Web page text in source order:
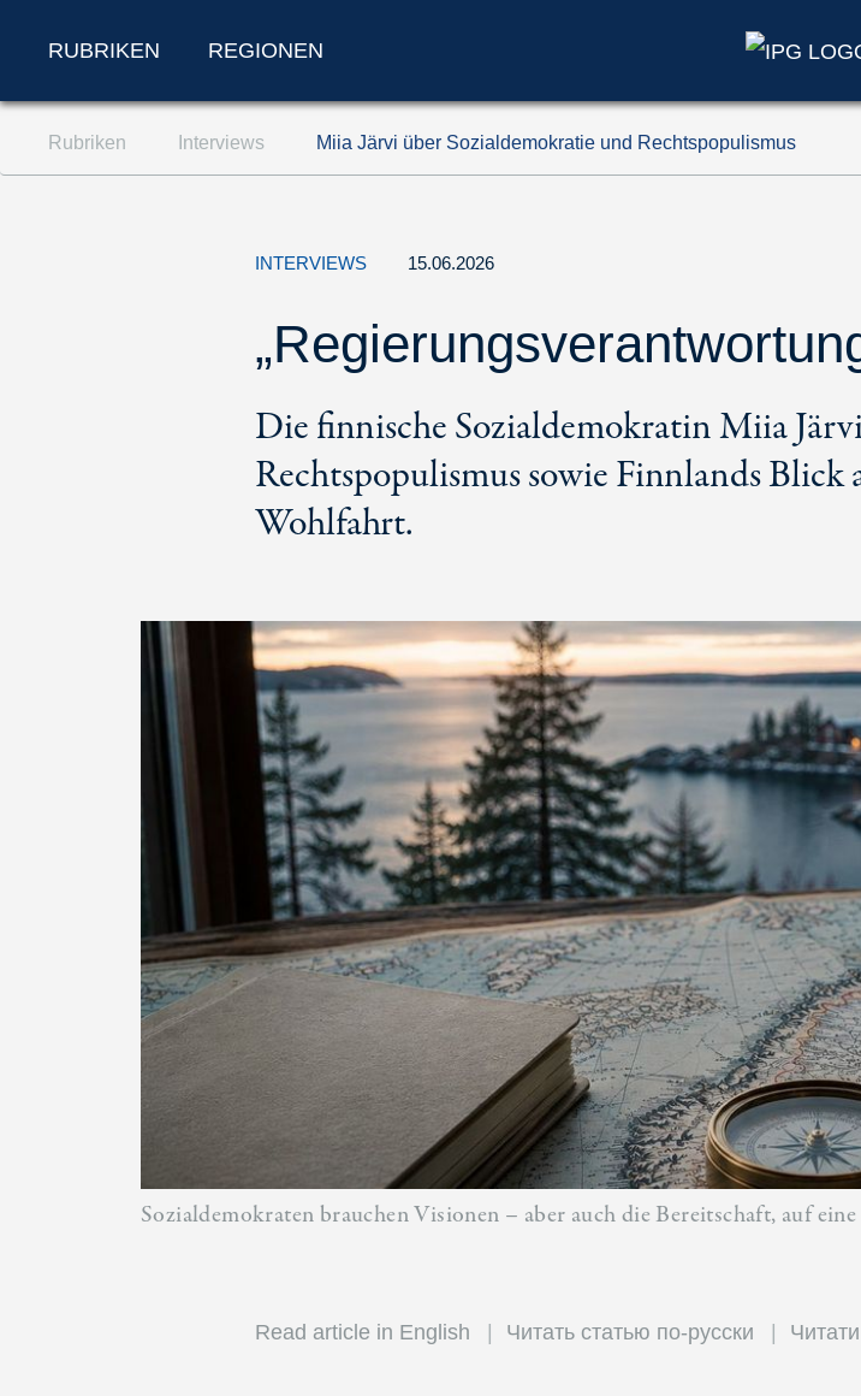
Zum Inhalt springen (Accesskey '1')
Zur Suche springen (Accesskey '2')
RUBRIKEN REGIONEN
Rubriken Interviews Miia Järvi über Sozialdemokratie und Rechtspopulismus
INTERVIEWS 15.06.2026
Die finnische Sozialdemokratin Miia
Rechtspopulismus sowie Finnlands
Wohlfahrt.
Sozialdemokraten brauchen Visionen – aber auch die Bereitschaft, auf
Read article in English Читать статью по-русски